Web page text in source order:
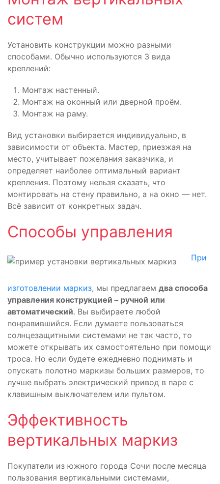
систем
Установить конструкции можно разными
способами. Обычно используются 3 вида
креплений:
Монтаж настенный.
Монтаж на оконный или дверной проём.
Монтаж на раму.
Вид установки выбирается индивидуально, в
зависимости от объекта. Мастер, приезжая на
место, учитывает пожелания заказчика, и
определяет наиболее оптимальный вариант
крепления. Поэтому нельзя сказать, что
монтировать на стену правильно, а на окно — нет.
Всё зависит от конкретных задач.
Способы управления
При
изготовлении маркиз, мы предлагаем два способа
управления конструкцией – ручной или
автоматический. Вы выбираете любой
понравившийся. Если думаете пользоваться
солнцезащитными системами не так часто, то
можете открывать их самостоятельно при помощи
троса. Но если будете ежедневно поднимать и
опускать полотно маркизы больших размеров, то
лучше выбрать электрический привод в паре с
клавишным выключателем или пультом.
Эффективность
вертикальных маркиз
Покупатели из южного города Сочи после месяца
пользования вертикальными системами,